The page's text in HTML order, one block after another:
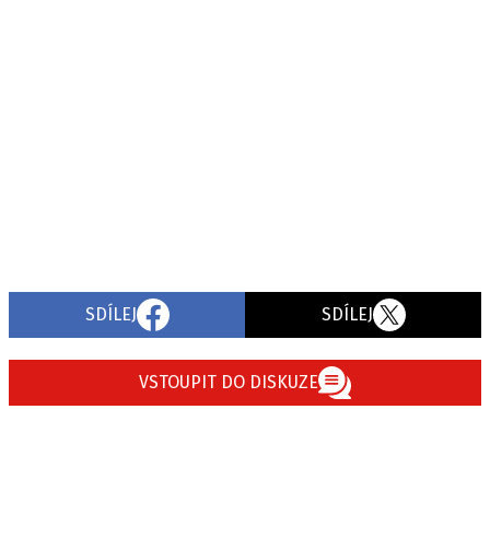
SDÍLEJ SDÍLEJ
VSTOUPIT DO DISKUZE